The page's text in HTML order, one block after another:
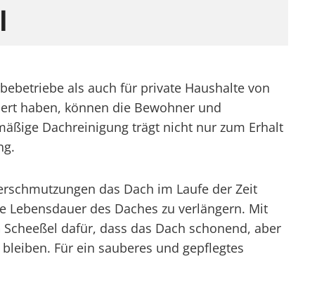
als auch für private Haushalte von
haben, können die Bewohner und
Dachreinigung trägt nicht nur zum Erhalt
das Dach im Laufe der Zeit
des Daches zu verlängern. Mit
dafür, dass das Dach schonend, aber
Für ein sauberes und gepflegtes